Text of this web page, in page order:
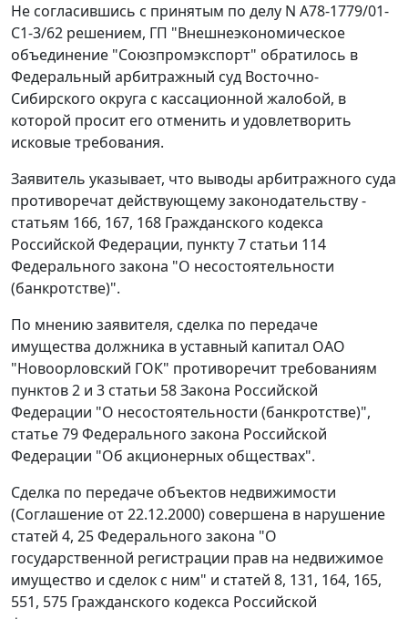
Не согласившись с принятым по делу N А78-1779/01-
С1-3/62 решением, ГП "Внешнеэкономическое
объединение "Союзпромэкспорт" обратилось в
Федеральный арбитражный суд Восточно-
Сибирского округа с кассационной жалобой, в
которой просит его отменить и удовлетворить
исковые требования.
Заявитель указывает, что выводы арбитражного суда
противоречат действующему законодательству -
статьям 166, 167, 168 Гражданского кодекса
Российской Федерации, пункту 7 статьи 114
Федерального закона "О несостоятельности
(банкротстве)".
По мнению заявителя, сделка по передаче
имущества должника в уставный капитал ОАО
"Новоорловский ГОК" противоречит требованиям
пунктов 2 и 3 статьи 58Закона Российской
Федерации "О несостоятельности (банкротстве)",
статье 79Федерального закона Российской
Федерации "Об акционерных обществах".
Сделка по передаче объектов недвижимости
(Соглашение от 22.12.2000) совершена в нарушение
статей 4, 25Федерального закона "О
государственной регистрации прав на недвижимое
имущество и сделок с ним" и статей 8, 131, 164, 165,
551, 575 Гражданского кодекса Российской